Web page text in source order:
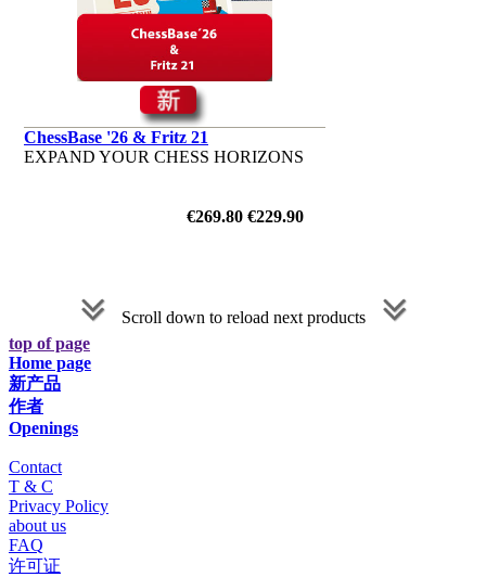
ChessBase '26 & Fritz 21
EXPAND YOUR CHESS HORIZONS
€269.80 €229.90
Scroll down to reload next products
top of page
Home page
新产品
作者
Openings
Contact
T & C
Privacy Policy
about us
FAQ
许可证